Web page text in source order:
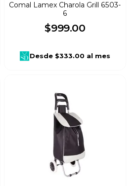
Comal Lamex Charola Grill 6503-
6
$999.00
Desde $333.00 al mes